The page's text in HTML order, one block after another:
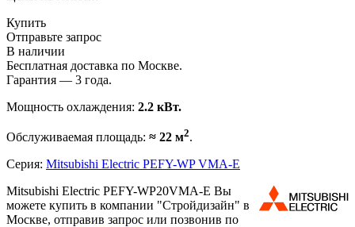
Купить
Отправьте запрос
В наличии
Бесплатная доставка по Москве.
Гарантия — 3 года.
Мощность охлаждения: 2.2 кВт.
Обслуживаемая площадь: ≈ 22 м2.
Серия: Mitsubishi Electric PEFY-WP VMA-E
Mitsubishi Electric PEFY-WP20VMA-E Вы
можете купить в компании "Стройдизайн" в
Москве, отправив запрос или позвонив по